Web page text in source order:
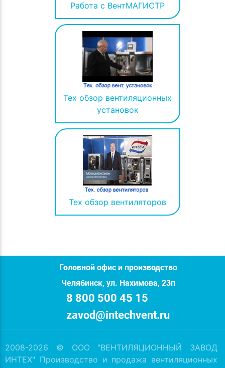
Работа с ВентМАГИСТР
Тех обзор вентиляционных
установок
Тех обзор вентиляторов
Головной офис и производство
Челябинск, ул. Нахимова, 23п
8 800 500 45 15
zavod@intechvent.ru
2008-2026 © ООО "ВЕНТИЛЯЦИОННЫЙ ЗАВОД
ИНТЕХ" Производство и продажа вентиляционных